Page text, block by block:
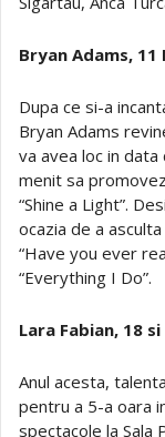
Bryan Adams,
Dupa ce si-a
Bryan Adams
va avea loc in
menit sa
“Shine a Light”.
ocazia de a
“Have you ever
“Everything I Do”.
Lara Fabian, 18
Anul acesta,
pentru a 5-a oara
spectacole la Sala